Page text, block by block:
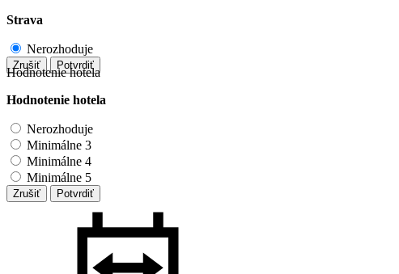
Strava
Nerozhoduje
Zrušiť Potvrdiť
Hodnotenie hotela
Hodnotenie hotela
Nerozhoduje
Minimálne 3
Minimálne 4
Minimálne 5
Zrušiť Potvrdiť